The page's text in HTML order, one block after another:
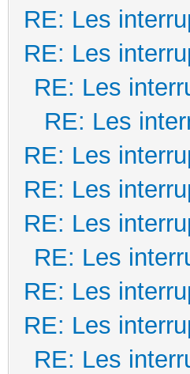
RE: Les
RE: Les
RE: Les
RE: Les
RE: Les
RE: Les
RE: Les
RE: Les
RE: Les
RE: Les
RE: Les